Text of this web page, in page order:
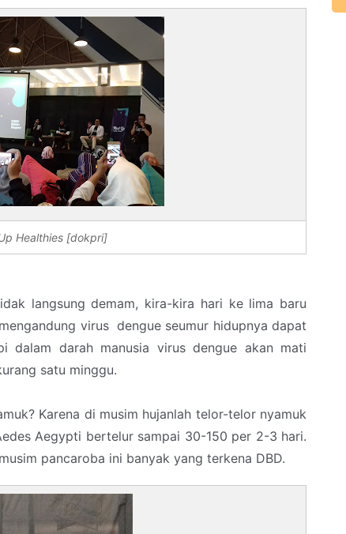
Healthies [dokpri]
langsung demam, kira-kira hari ke lima baru
virus dengue seumur hidupnya dapat
dalam darah manusia virus dengue akan mati
satu minggu.
Karena di musim hujanlah telor-telor nyamuk
Aegypti bertelur sampai 30-150 per 2-3 hari.
pancaroba ini banyak yang terkena DBD.